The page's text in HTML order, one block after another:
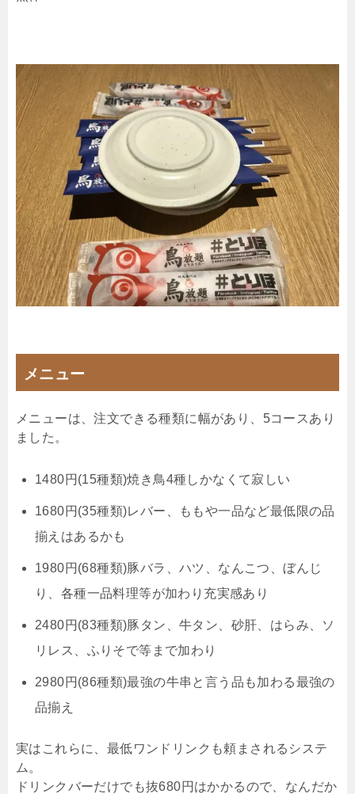
メニュー
メニューは、注文できる種類に幅があり、5コースあり
ました。
1480円(15種類)焼き鳥4種しかなくて寂しい
1680円(35種類)レバー、ももや一品など最低限の品
揃えはあるかも
1980円(68種類)豚バラ、ハツ、なんこつ、ぼんじ
り、各種一品料理等が加わり充実感あり
2480円(83種類)豚タン、牛タン、砂肝、はらみ、ソ
リレス、ふりそで等まで加わり
2980円(86種類)最強の牛串と言う品も加わる最強の
品揃え
実はこれらに、最低ワンドリンクも頼まされるシステ
ム。
ドリンクバーだけでも抜680円はかかるので、なんだか